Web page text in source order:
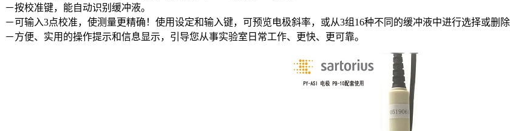
－按校准键，能自动识别缓冲液。
－可输入3点校准，使测量更精确！使用设定和输入键，可预览电极斜率，或从3组16种不同的缓冲液中进行选择或删除
－方便、实用的操作提示和信息显示，引导您从事实验室日常工作、更快、更可靠。